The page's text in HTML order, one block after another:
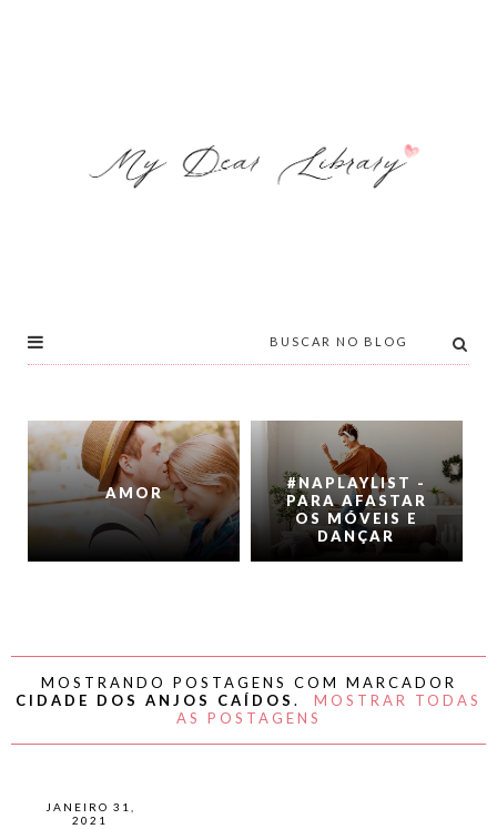
AMOR
#NAPLAYLIST -
PARA AFASTAR
OS MÓVEIS E
DANÇAR
MOSTRANDO POSTAGENS COM MARCADOR
CIDADE DOS ANJOS CAÍDOS.
MOSTRAR TODAS
AS POSTAGENS
JANEIRO 31,
2021